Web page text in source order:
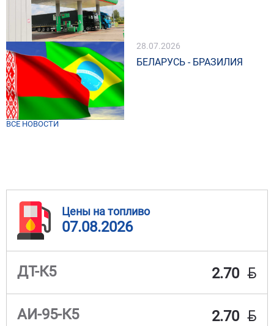
ВСЕ НОВОСТИ
28.07.2026
БЕЛАРУСЬ - БРАЗИЛИЯ
Цены на топливо
07.08.2026
ДТ-К5 2.70 BYN
АИ-95-К5 2.70 BYN